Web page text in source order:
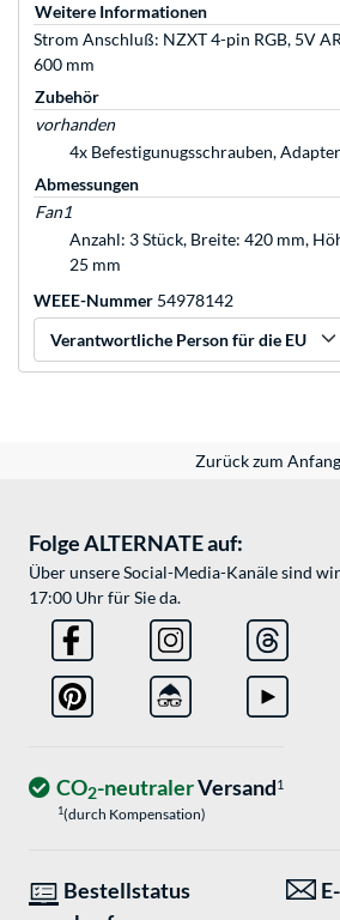
Weitere Informationen
Strom Anschluß: NZXT 4-pin RGB, 5V
600 mm
Zubehör
vorhanden
4x Befestigunugsschrauben,
Abmessungen
Fan1
Anzahl: 3 Stück, Breite: 420 mm,
25 mm
WEEE-Nummer 54978142
Verantwortliche Person für die EU
Zurück zum Anfang
Folge ALTERNATE auf:
Über unsere Social-Media-Kanäle sind
17:00 Uhr für Sie da.
CO2-neutralerVersand1
1(durch Kompensation)
Bestellstatus